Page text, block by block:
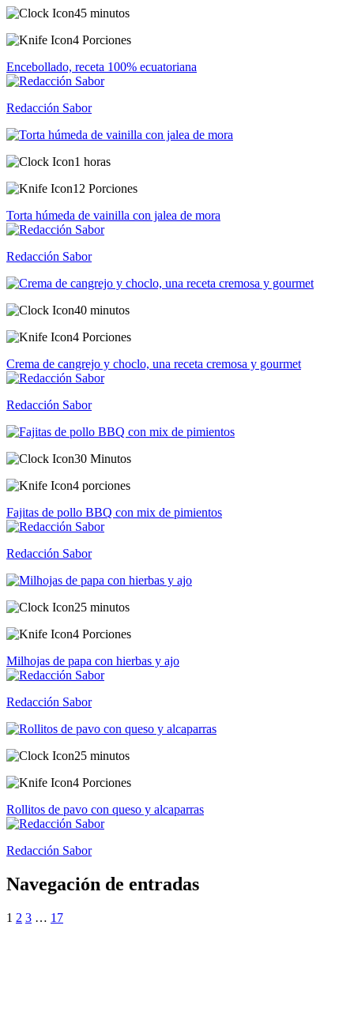
45 minutos
4 Porciones
Encebollado, receta 100% ecuatoriana
Redacción Sabor
1 horas
12 Porciones
Torta húmeda de vainilla con jalea de mora
Redacción Sabor
40 minutos
4 Porciones
Crema de cangrejo y choclo, una receta cremosa y gourmet
Redacción Sabor
30 Minutos
4 porciones
Fajitas de pollo BBQ con mix de pimientos
Redacción Sabor
25 minutos
4 Porciones
Milhojas de papa con hierbas y ajo
Redacción Sabor
25 minutos
4 Porciones
Rollitos de pavo con queso y alcaparras
Redacción Sabor
Navegación de entradas
1 2 3 … 17